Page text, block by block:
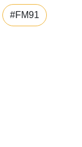
#FM91